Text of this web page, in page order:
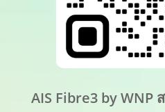
AIS Fibre3 by WNP